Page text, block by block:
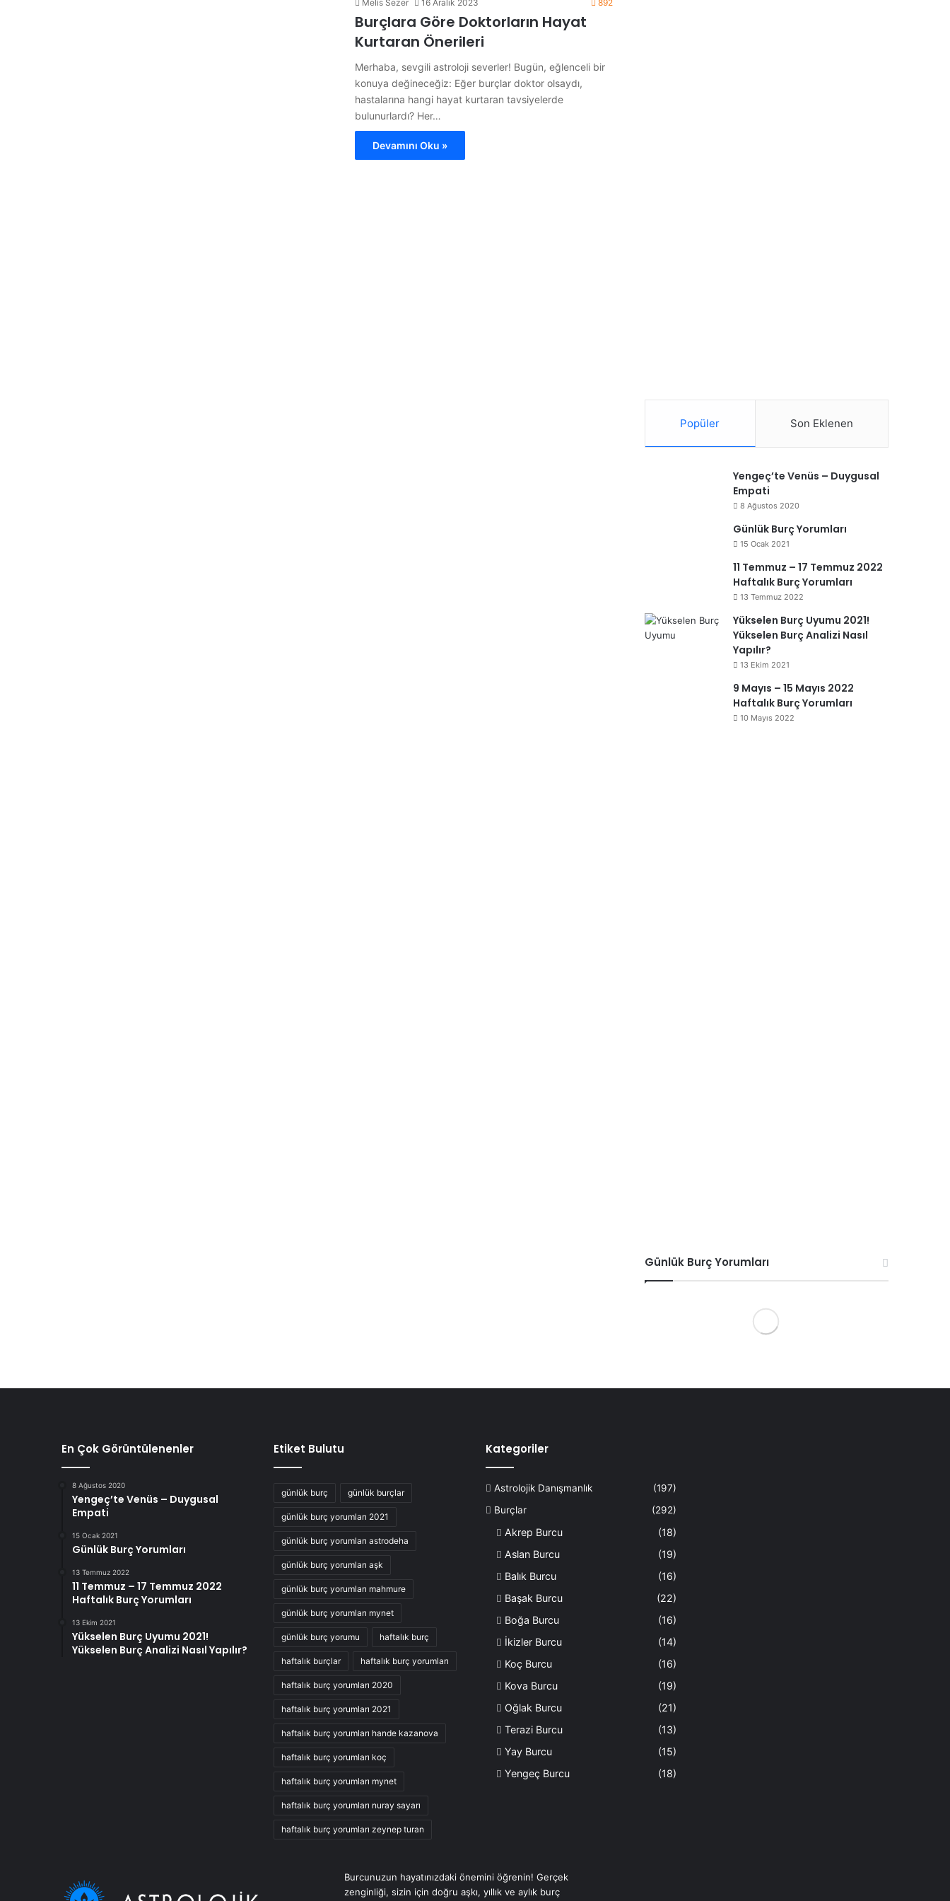
Melis Sezer 16 Aralık 2023 892
Burçlara Göre Doktorların Hayat
Kurtaran Önerileri
Merhaba, sevgili astroloji severler! Bugün, eğlenceli bir
konuya değineceğiz: Eğer burçlar doktor olsaydı,
hastalarına hangi hayat kurtaran tavsiyelerde
bulunurlardı? Her…
Devamını Oku »
Popüler Son Eklenen
Yengeç’te Venüs – Duygusal
Empati
8 Ağustos 2020
Günlük Burç Yorumları
15 Ocak 2021
11 Temmuz – 17 Temmuz 2022
Haftalık Burç Yorumları
13 Temmuz 2022
Yükselen Burç Uyumu 2021!
Yükselen Burç Analizi Nasıl
Yapılır?
13 Ekim 2021
9 Mayıs – 15 Mayıs 2022
Haftalık Burç Yorumları
10 Mayıs 2022
Günlük Burç Yorumları
En Çok Görüntülenenler
8 Ağustos 2020
Yengeç’te Venüs – Duygusal
Empati
15 Ocak 2021
Günlük Burç Yorumları
13 Temmuz 2022
11 Temmuz – 17 Temmuz 2022
Haftalık Burç Yorumları
13 Ekim 2021
Yükselen Burç Uyumu 2021!
Yükselen Burç Analizi Nasıl Yapılır?
Etiket Bulutu
günlük burç günlük burçlar
günlük burç yorumları 2021
günlük burç yorumları astrodeha
günlük burç yorumları aşk
günlük burç yorumları mahmure
günlük burç yorumları mynet
günlük burç yorumu haftalık burç
haftalık burçlar haftalık burç yorumları
haftalık burç yorumları 2020
haftalık burç yorumları 2021
haftalık burç yorumları hande kazanova
haftalık burç yorumları koç
haftalık burç yorumları mynet
haftalık burç yorumları nuray sayarı
haftalık burç yorumları zeynep turan
Kategoriler
Astrolojik Danışmanlık
(197)
Burçlar
(292)
Akrep Burcu
(18)
Aslan Burcu
(19)
Balık Burcu
(16)
Başak Burcu
(22)
Boğa Burcu
(16)
İkizler Burcu
(14)
Koç Burcu
(16)
Kova Burcu
(19)
Oğlak Burcu
(21)
Terazi Burcu
(13)
Yay Burcu
(15)
Yengeç Burcu
(18)
Burcunuzun hayatınızdaki önemini öğrenin! Gerçek
zenginliği, sizin için doğru aşkı, yıllık ve aylık burç